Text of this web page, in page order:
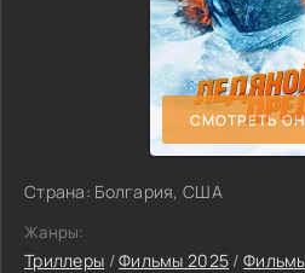
СМОТРЕТЬ
Страна: Болгария, США
Жанры:
Триллеры /Фильмы 2025 /